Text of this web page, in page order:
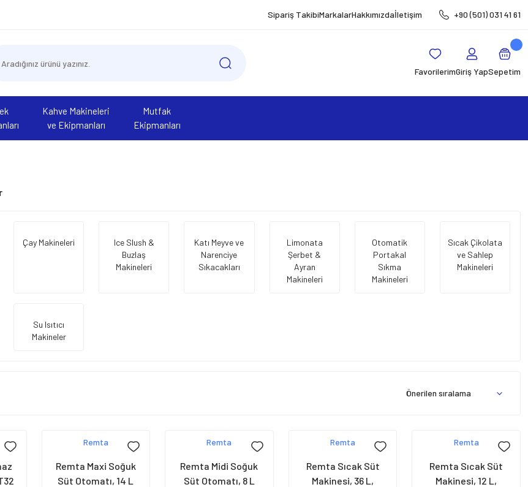
Sipariş TakibiMarkalarHakkımızdaİletişim +90 (501) 031 41 61
FavorilerimGiriş YapSepetim
Kahve Makineleri
ve Ekipmanları
Mutfak
Ekipmanları
Çay Makineleri
Ice Slush &
Buzlaş
Makineleri
Katı Meyve ve
Narenciye
Sıkacakları
Limonata
Şerbet &
Ayran
Makineleri
Otomatik
Portakal
Sıkma
Makineleri
Sıcak Çikolata
ve Sahlep
Makineleri
Su Isıtıcı
Makineler
Remta
Remta Maxi Soğuk
Süt Otomatı, 14 L
Remta
Remta Midi Soğuk
Süt Otomatı, 8 L
Remta
Remta Sıcak Süt
Makinesi, 36 L,
Remta
Remta Sıcak Süt
Makinesi, 12 L,